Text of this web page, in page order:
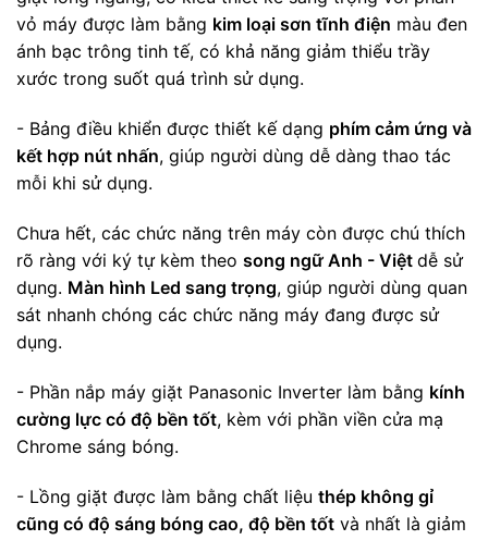
vỏ máy được làm bằng kim loại sơn tĩnh điện màu đen
ánh bạc trông tinh tế, có khả năng giảm thiểu trầy
xước trong suốt quá trình sử dụng.
- Bảng điều khiển được thiết kế dạng phím cảm ứng và
kết hợp nút nhấn, giúp người dùng dễ dàng thao tác
mỗi khi sử dụng.
Chưa hết, các chức năng trên máy còn được chú thích
rõ ràng với ký tự kèm theo song ngữ Anh - Việt dễ sử
dụng. Màn hình Led sang trọng, giúp người dùng quan
sát nhanh chóng các chức năng máy đang được sử
dụng.
- Phần nắp máy giặt Panasonic Inverter làm bằng kính
cường lực có độ bền tốt, kèm với phần viền cửa mạ
Chrome sáng bóng.
- Lồng giặt được làm bằng chất liệu thép không gỉ
cũng có độ sáng bóng cao, độ bền tốt và nhất là giảm